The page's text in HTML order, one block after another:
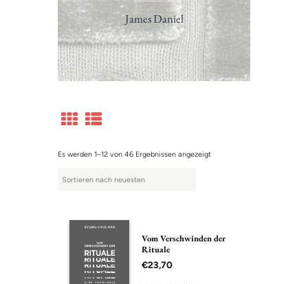
James Daniel
Es werden 1–12 von 46 Ergebnissen angezeigt
Vom Verschwinden der
Rituale
€23,70